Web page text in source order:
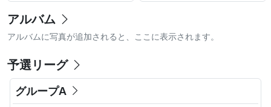
アルバム
アルバムに写真が追加されると、ここに表示されます。
予選リーグ
グループA